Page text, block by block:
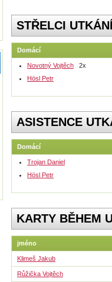
STŘELCI
Domácí
Novotný Vojtěch 2x
Hösl Petr
ASISTENCE
Domácí
Trojan Daniel
Hösl Petr
KARTY BĚHEM
jméno
Klimeš Jakub
Růžička Vojtěch